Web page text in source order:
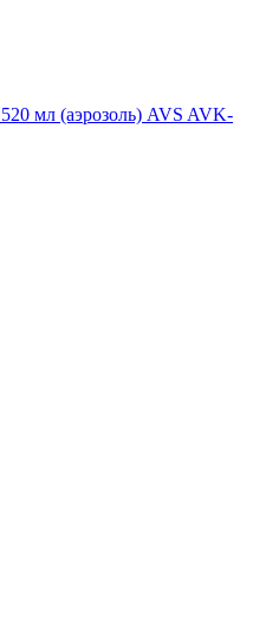
мл (аэрозоль) AVS AVK-